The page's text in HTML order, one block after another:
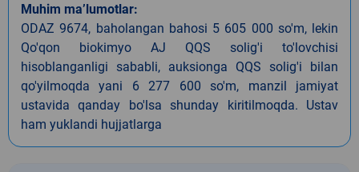
Muhim ma’lumotlar:
ODAZ 9674, baholangan bahosi 5 605 000 so'm, lekin
Qo'qon biokimyo AJ QQS solig'i to'lovchisi
hisoblanganligi sababli, auksionga QQS solig'i bilan
qo'yilmoqda yani 6 277 600 so'm, manzil jamiyat
ustavida qanday bo'lsa shunday kiritilmoqda. Ustav
ham yuklandi hujjatlarga